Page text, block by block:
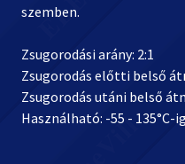
szemben.
Zsugorodási arány: 2:1
Zsugorodás előtti belső
Zsugorodás utáni belső
Használható: -55 - 135°C-ig